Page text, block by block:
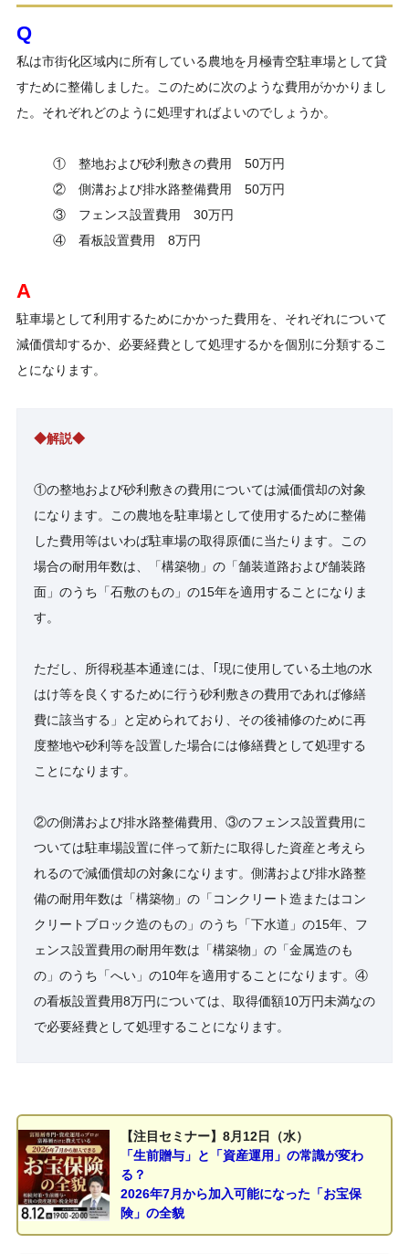
Q
私は市街化区域内に所有している農地を月極青空駐車場として貸
すために整備しました。このために次のような費用がかかりまし
た。それぞれどのように処理すればよいのでしょうか。
① 整地および砂利敷きの費用 50万円
② 側溝および排水路整備費用 50万円
③ フェンス設置費用 30万円
④ 看板設置費用 8万円
A
駐車場として利用するためにかかった費用を、それぞれについて
減価償却するか、必要経費として処理するかを個別に分類するこ
とになります。
◆解説◆
①の整地および砂利敷きの費用については減価償却の対象
になります。この農地を駐車場として使用するために整備
した費用等はいわば駐車場の取得原価に当たります。この
場合の耐用年数は、「構築物」の「舗装道路および舗装路
面」のうち「石敷のもの」の15年を適用することになりま
す。
ただし、所得税基本通達には、｢現に使用している土地の水
はけ等を良くするために行う砂利敷きの費用であれば修繕
費に該当する」と定められており、その後補修のために再
度整地や砂利等を設置した場合には修繕費として処理する
ことになります。
②の側溝および排水路整備費用、③のフェンス設置費用に
ついては駐車場設置に伴って新たに取得した資産と考えら
れるので減価償却の対象になります。側溝および排水路整
備の耐用年数は「構築物」の「コンクリート造またはコン
クリートブロック造のもの」のうち「下水道」の15年、フ
ェンス設置費用の耐用年数は「構築物」の「金属造のも
の」のうち「へい」の10年を適用することになります。④
の看板設置費用8万円については、取得価額10万円未満なの
で必要経費として処理することになります。
【注目セミナー】8月12日（水）
「生前贈与」と「資産運用」の常識が変わ
る？
2026年7月から加入可能になった「お宝保
険」の全貌